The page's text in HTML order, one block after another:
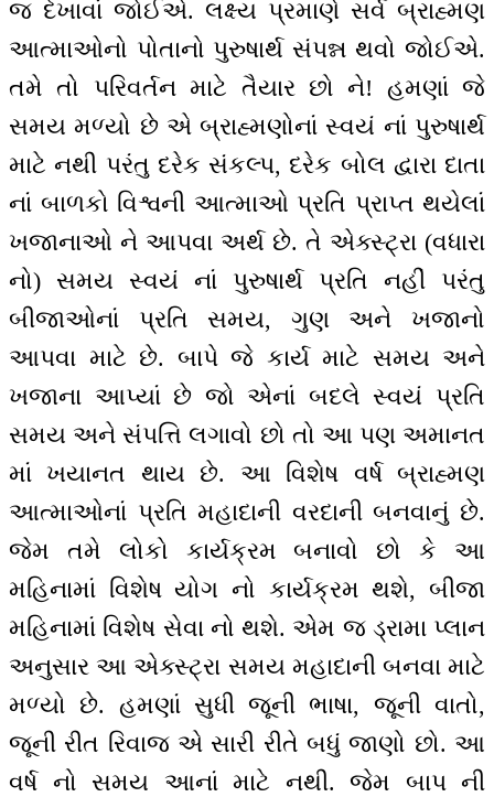
જ દેખાવાં જોઈએ. લક્ષ્ય પ્રમાણે સર્વ બ્રાહ્મણ
આત્માઓનો પોતાનો પુરુષાર્થ સંપન્ન થવો જોઈએ.
તમે તો પરિવર્તન માટે તૈયાર છો ને! હમણાં જે
સમય મળ્યો છે એ બ્રાહ્મણોનાં સ્વયં નાં પુરુષાર્થ
માટે નથી પરંતુ દરેક સંકલ્પ, દરેક બોલ દ્વારા દાતા
નાં બાળકો વિશ્વની આત્માઓ પ્રતિ પ્રાપ્ત થયેલાં
ખજાનાઓ ને આપવા અર્થ છે. તે એક્સ્ટ્રા (વધારા
નો) સમય સ્વયં નાં પુરુષાર્થ પ્રતિ નહીં પરંતુ
બીજાઓનાં પ્રતિ સમય, ગુણ અને ખજાનો
આપવા માટે છે. બાપે જે કાર્ય માટે સમય અને
ખજાના આપ્યાં છે જો એનાં બદલે સ્વયં પ્રતિ
સમય અને સંપત્તિ લગાવો છો તો આ પણ અમાનત
માં ખયાનત થાય છે. આ વિશેષ વર્ષ બ્રાહ્મણ
આત્માઓનાં પ્રતિ મહાદાની વરદાની બનવાનું છે.
જેમ તમે લોકો કાર્યક્રમ બનાવો છો કે આ
મહિનામાં વિશેષ યોગ નો કાર્યક્રમ થશે, બીજા
મહિનામાં વિશેષ સેવા નો થશે. એમ જ ડ્રામા પ્લાન
અનુસાર આ એક્સ્ટ્રા સમય મહાદાની બનવા માટે
મળ્યો છે. હમણાં સુધી જૂની ભાષા, જૂની વાતો,
જૂની રીત રિવાજ એ સારી રીતે બધું જાણો છો. આ
વર્ષ નો સમય આનાં માટે નથી. જેમ બાપ ની